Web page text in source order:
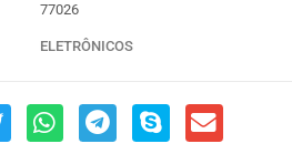
77026
ELETRÔNICOS